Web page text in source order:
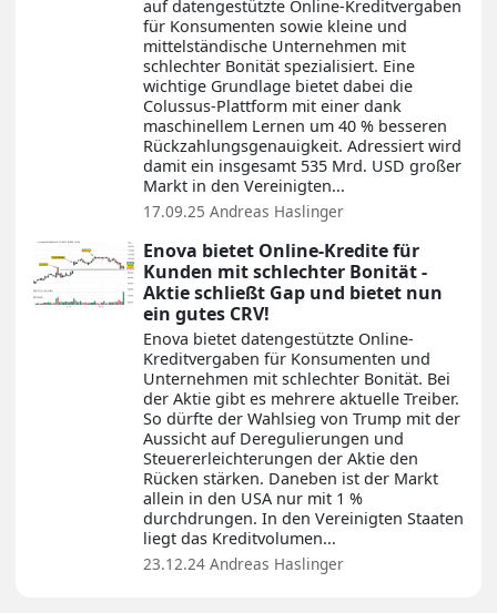
auf datengestützte Online-Kreditvergaben
für Konsumenten sowie kleine und
mittelständische Unternehmen mit
schlechter Bonität spezialisiert. Eine
wichtige Grundlage bietet dabei die
Colussus-Plattform mit einer dank
maschinellem Lernen um 40 % besseren
Rückzahlungsgenauigkeit. Adressiert wird
damit ein insgesamt 535 Mrd. USD großer
Markt in den Vereinigten...
17.09.25 Andreas Haslinger
Enova bietet Online-Kredite für
Kunden mit schlechter Bonität -
Aktie schließt Gap und bietet nun
ein gutes CRV!
Enova bietet datengestützte Online-
Kreditvergaben für Konsumenten und
Unternehmen mit schlechter Bonität. Bei
der Aktie gibt es mehrere aktuelle Treiber.
So dürfte der Wahlsieg von Trump mit der
Aussicht auf Deregulierungen und
Steuererleichterungen der Aktie den
Rücken stärken. Daneben ist der Markt
allein in den USA nur mit 1 %
durchdrungen. In den Vereinigten Staaten
liegt das Kreditvolumen...
23.12.24 Andreas Haslinger